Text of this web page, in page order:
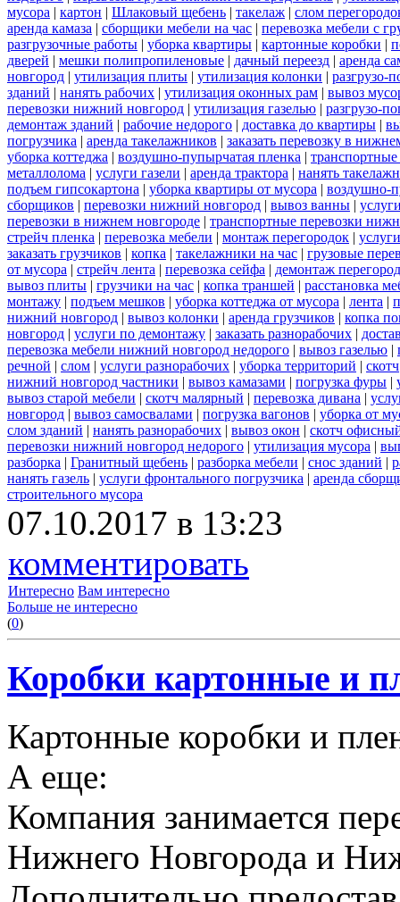
мусора | картон | Шлаковый щебень | такелаж | слом
аренда камаза | сборщики мебели на час | перевозка мебели с
разгрузочные работы | уборка квартиры | картонные коробки |
дверей | мешки полипропиленовые | дачный переезд | аренда
новгород | утилизация плиты | утилизация колонки | разгрузо-
зданий | нанять рабочих | утилизация оконных рам | вывоз
перевозки нижний новгород | утилизация газелью | разгрузо-
демонтаж зданий | рабочие недорого | доставка до квартиры |
погрузчика | аренда такелажников | заказать перевозку в
уборка коттеджа | воздушно-пупырчатая пленка | транспортные
металлолома | услуги газели | аренда трактора | нанять
подъем гипсокартона | уборка квартиры от мусора | воздушно-
сборщиков | перевозки нижний новгород | вывоз ванны |
перевозки в нижнем новгороде | транспортные перевозки
стрейч пленка | перевозка мебели | монтаж перегородок |
заказать грузчиков | копка | такелажники на час | грузовые
от мусора | стрейч лента | перевозка сейфа | демонтаж
вывоз плиты | грузчики на час | копка траншей | расстановка
монтажу | подъем мешков | уборка коттеджа от мусора | лента |
нижний новгород | вывоз колонки | аренда грузчиков | копка
новгород | услуги по демонтажу | заказать разнорабочих |
перевозка мебели нижний новгород недорого | вывоз газелью |
речной | слом | услуги разнорабочих | уборка территорий | скотч
нижний новгород частники | вывоз камазами | погрузка фуры |
вывоз старой мебели | скотч малярный | перевозка дивана |
новгород | вывоз самосвалами | погрузка вагонов | уборка от
слом зданий | нанять разнорабочих | вывоз окон | скотч
перевозки нижний новгород недорого | утилизация мусора |
разборка | Гранитный щебень | разборка мебели | снос зданий |
нанять газель | услуги фронтального погрузчика | аренда
строительного мусора
07.10.2017 в 13:23
комментировать
Интересно Вам интересно
Больше не интересно
(0)
Коробки картонные и
Картонные коробки и
А еще:
Компания занимается
Нижнего Новгорода и